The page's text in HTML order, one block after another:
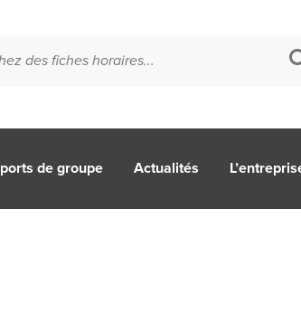
de groupe Actualités